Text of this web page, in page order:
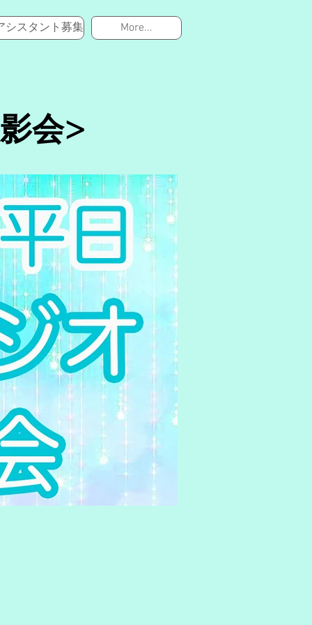
シスタント募集 More...
会>